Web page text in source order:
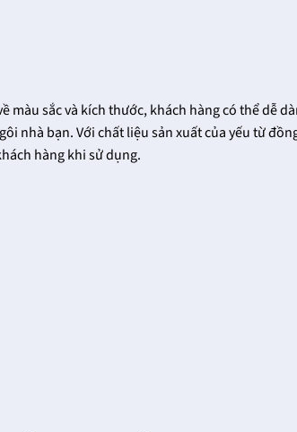
màu sắc và kích thước, khách hàng có thể dễ
nhà bạn. Với chất liệu sản xuất của yếu từ
hàng khi sử dụng.